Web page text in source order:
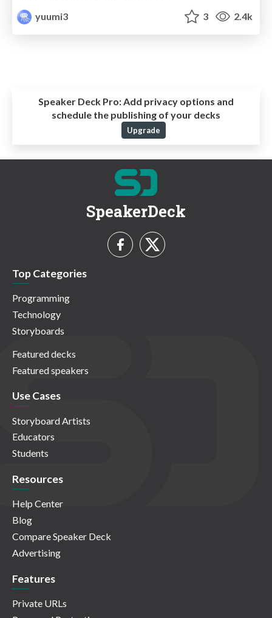
yuumi3
3 2.4k
Speaker Deck Pro: Add privacy options and
schedule the publishing of your decks
Upgrade
SpeakerDeck
Top Categories
Programming
Technology
Storyboards
Featured decks
Featured speakers
Use Cases
Storyboard Artists
Educators
Students
Resources
Help Center
Blog
Compare Speaker Deck
Advertising
Features
Private URLs